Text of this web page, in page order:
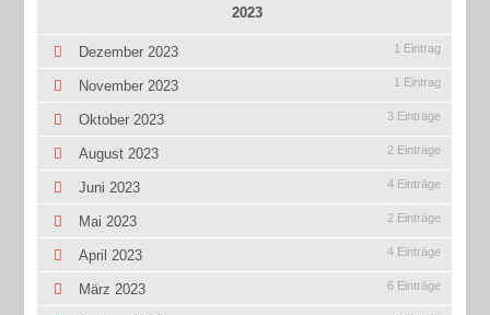
2023
Dezember 2023 1 Eintrag
November 2023 1 Eintrag
Oktober 2023 3 Einträge
August 2023 2 Einträge
Juni 2023 4 Einträge
Mai 2023 2 Einträge
April 2023 4 Einträge
März 2023 6 Einträge